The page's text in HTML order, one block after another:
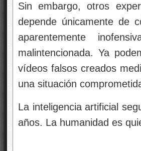
Sin embargo, otros
depende únicamente de
aparentemente
malintencionada. Ya
vídeos falsos creados
una situación
La inteligencia artificial
años. La humanidad es